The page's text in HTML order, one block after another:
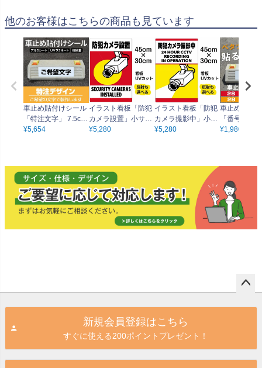
他のお客様はこちらの商品も見ています
車止め貼付けシール
「特注文字」 7.5cm
×30cm （色・文字は
¥5,654
イラスト看板「防犯
カメラ設置」小サイ
ズ（45cm×30cm）
¥5,280
イラスト看板「防犯
カメラ撮影中」小サ
イズ（45cm×30c
¥5,280
車止め貼付
「番号（ご
号で製作）
¥1,980
新規会員登録はこちら
すぐに使える200ポイントプレゼント！